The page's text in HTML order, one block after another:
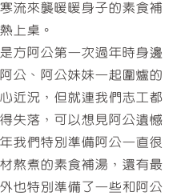
流來襲暖暖身子的素食補
上桌。
方阿公第一次過年時身邊
公、阿公妹妹一起圍爐的
近況，但就連我們志工都
失落，可以想見阿公遺憾
我們特別準備阿公一直很
熬煮的素食補湯，還有最
也特別準備了一些和阿公